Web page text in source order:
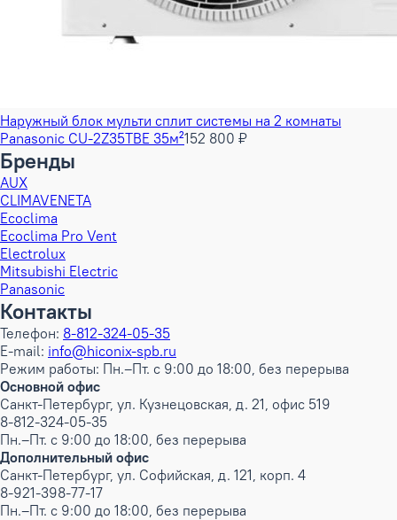
Наружный блок мульти сплит системы на 2 комнаты
Panasonic CU-2Z35TBE 35м²152 800 ₽
Бренды
AUX
CLIMAVENETA
Ecoclima
Ecoclima Pro Vent
Electrolux
Mitsubishi Electric
Panasonic
Контакты
Телефон: 8-812-324-05-35
E-mail: info@hiconix-spb.ru
Режим работы: Пн.–Пт. с 9:00 до 18:00, без перерыва
Основной офис
Санкт-Петербург, ул. Кузнецовская, д. 21, офис 519
8-812-324-05-35
Пн.–Пт. с 9:00 до 18:00, без перерыва
Дополнительный офис
Санкт-Петербург, ул. Софийская, д. 121, корп. 4
8-921-398-77-17
Пн.–Пт. с 9:00 до 18:00, без перерыва